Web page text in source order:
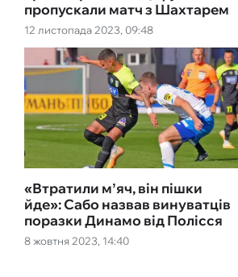
12 листопада 2023, 09:48
пропускали матч з Шахтарем
8 жовтня 2023, 14:40
«Втратили мʼяч, він пішки
йде»: Сабо назвав винуватців
поразки Динамо від Полісся